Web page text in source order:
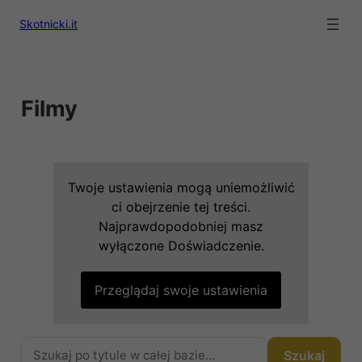
Skotnicki.it
Filmy
Twoje ustawienia mogą uniemożliwić
ci obejrzenie tej treści.
Najprawdopodobniej masz
wyłączone Doświadczenie.
Przeglądaj swoje ustawienia
Szukaj